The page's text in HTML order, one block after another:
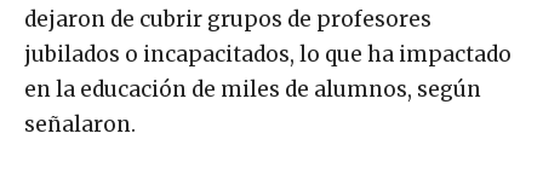
dejaron de cubrir grupos de profesores
jubilados o incapacitados, lo que ha impactado
en la educación de miles de alumnos, según
señalaron.